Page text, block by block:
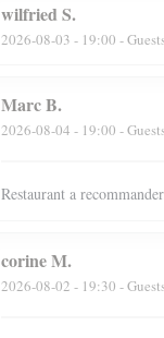
wilfriedS
2026-08-03 - 19:00 -
MarcB
2026-08-04 - 19:00 -
Restaurant a
corineM
2026-08-02 - 19:30 -